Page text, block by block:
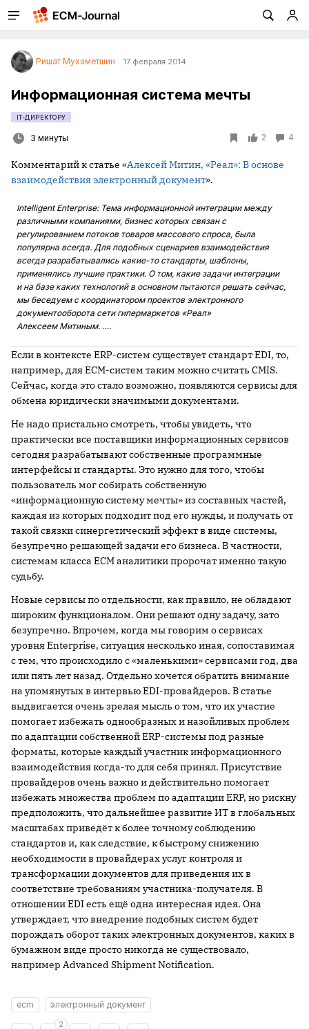
Ришат Мухаметшин 17 февраля 2014
Информационная система мечты
IT-ДИРЕКТОРУ
3 минуты 2 4
Комментарий к статье «Алексей Митин, «Реал»: В основе
взаимодействия электронный документ».
Intelligent Enterprise: Тема информационной интеграции между
различными компаниями, бизнес которых связан с
регулированием потоков товаров массового спроса, была
популярна всегда. Для подобных сценариев взаимодействия
всегда разрабатывались какие-то стандарты, шаблоны,
применялись лучшие практики. О том, какие задачи интеграции
и на базе каких технологий в основном пытаются решать сейчас,
мы беседуем с координатором проектов электронного
документооборота сети гипермаркетов «Реал»
Алексеем Митиным. ….
Если в контексте ERP-систем существует стандарт EDI, то,
например, для ECM-систем таким можно считать CMIS.
Сейчас, когда это стало возможно, появляются сервисы для
обмена юридически значимыми документами.
Не надо пристально смотреть, чтобы увидеть, что
практически все поставщики информационных сервисов
сегодня разрабатывают собственные программные
интерфейсы и стандарты. Это нужно для того, чтобы
пользователь мог собирать собственную
«информационную систему мечты» из составных частей,
каждая из которых подходит под его нужды, и получать от
такой связки синергетический эффект в виде системы,
безупречно решающей задачи его бизнеса. В частности,
системам класса ECM аналитики пророчат именно такую
судьбу.
Новые сервисы по отдельности, как правило, не обладают
широким функционалом. Они решают одну задачу, зато
безупречно. Впрочем, когда мы говорим о сервисах
уровня Enterprise, ситуация несколько иная, сопоставимая
с тем, что происходило с «маленькими» сервисами год, два
или пять лет назад. Отдельно хочется обратить внимание
на упомянутых в интервью EDI-провайдеров. В статье
выдвигается очень зрелая мысль о том, что их участие
помогает избежать однообразных и назойливых проблем
по адаптации собственной ERP-системы под разные
форматы, которые каждый участник информационного
взаимодействия когда-то для себя принял. Присутствие
провайдеров очень важно и действительно помогает
избежать множества проблем по адаптации ERP, но рискну
предположить, что дальнейшее развитие ИТ в глобальных
масштабах приведёт к более точному соблюдению
стандартов и, как следствие, к быстрому снижению
необходимости в провайдерах услуг контроля и
трансформации документов для приведения их в
соответствие требованиям участника-получателя. В
отношении EDI есть ещё одна интересная идея. Она
утверждает, что внедрение подобных систем будет
порождать оборот таких электронных документов, каких в
бумажном виде просто никогда не существовало,
например Advanced Shipment Notification.
ecm электронный документ
2